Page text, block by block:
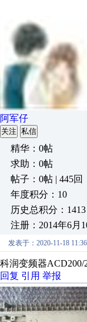
阿军仔
关注 私信
精华：0帖
求助：0帖
帖子：0帖 | 445回
年度积分：10
历史总积分：1413
注册：2014年6月
发表于：2020-11-18
科润变频器ACD200/
回复 引用 举报